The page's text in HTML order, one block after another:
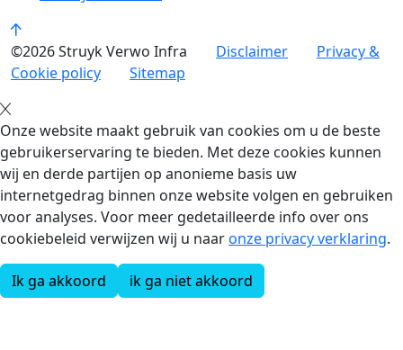
©2026 Struyk Verwo Infra Disclaimer
Privacy &
Cookie policy
Sitemap
Onze website maakt gebruik van cookies om u de beste
gebruikerservaring te bieden. Met deze cookies kunnen
wij en derde partijen op anonieme basis uw
internetgedrag binnen onze website volgen en gebruiken
voor analyses. Voor meer gedetailleerde info over ons
cookiebeleid verwijzen wij u naaronze privacy verklaring.
Ik ga akkoord ik ga niet akkoord